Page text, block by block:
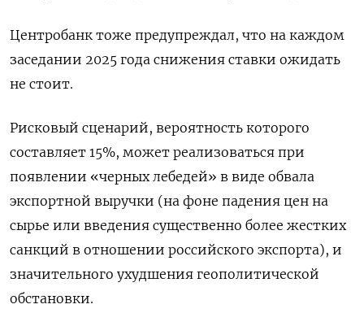
Центробанк тоже предупреждал, что на каждом
заседании 2025 года снижения ставки ожидать
не стоит.
Рисковый сценарий, вероятность которого
составляет 15%, может реализоваться при
появлении «черных лебедей» в виде обвала
экспортной выручки (на фоне падения цен на
сырье или введения существенно более жестких
санкций в отношении российского экспорта), и
значительного ухудшения геополитической
обстановки.